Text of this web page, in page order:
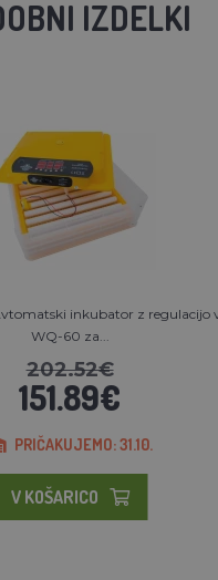
IZDELKI
inkubator z regulacijo
WQ-60 za...
202.52€
151.89€
PRIČAKUJEMO: 31.10.
V KOŠARICO